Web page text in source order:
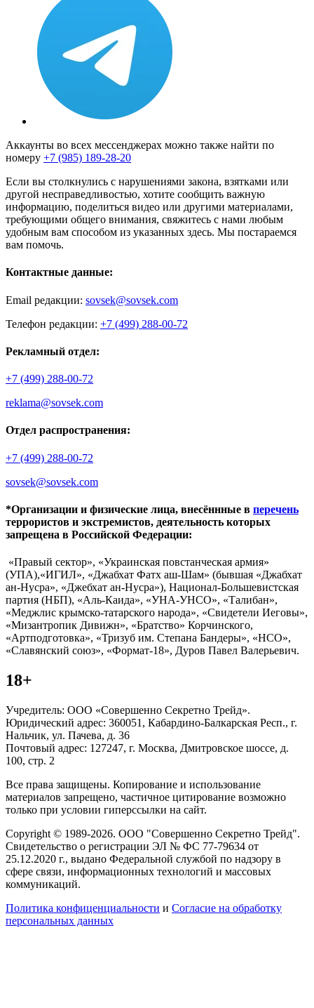
Аккаунты во всех мессенджерах можно также найти по
номеру +7 (985) 189-28-20
Если вы столкнулись с нарушениями закона, взятками или
другой несправедливостью, хотите сообщить важную
информацию, поделиться видео или другими материалами,
требующими общего внимания, свяжитесь с нами любым
удобным вам способом из указанных здесь. Мы постараемся
вам помочь.
Контактные данные:
Email редакции: sovsek@sovsek.com
Телефон редакции: +7 (499) 288-00-72
Рекламный отдел:
+7 (499) 288-00-72
reklama@sovsek.com
Отдел распространения:
+7 (499) 288-00-72
sovsek@sovsek.com
*Организации и физические лица, внесённные в перечень
террористов и экстремистов, деятельность которых
запрещена в Российской Федерации:
«Правый сектор», «Украинская повстанческая армия»
(УПА),«ИГИЛ», «Джабхат Фатх аш-Шам» (бывшая «Джабхат
ан-Нусра», «Джебхат ан-Нусра»), Национал-Большевистская
партия (НБП), «Аль-Каида», «УНА-УНСО», «Талибан»,
«Меджлис крымско-татарского народа», «Свидетели Иеговы»,
«Мизантропик Дивижн», «Братство» Корчинского,
«Артподготовка», «Тризуб им. Степана Бандеры», «НСО»,
«Славянский союз», «Формат-18», Дуров Павел Валерьевич.
18+
Учредитель: ООО «Совершенно Секретно Трейд».
Юридический адрес: 360051, Кабардино-Балкарская Респ., г.
Нальчик, ул. Пачева, д. 36
Почтовый адрес: 127247, г. Москва, Дмитровское шоссе, д.
100, стр. 2
Все права защищены. Копирование и использование
материалов запрещено, частичное цитирование возможно
только при условии гиперссылки на сайт.
Copyright © 1989-2026. ООО "Совершенно Секретно Трейд".
Свидетельство о регистрации ЭЛ № ФС 77-79634 от
25.12.2020 г., выдано Федеральной службой по надзору в
сфере связи, информационных технологий и массовых
коммуникаций.
Политика конфиценциальности и Согласие на обработку
персональных данных